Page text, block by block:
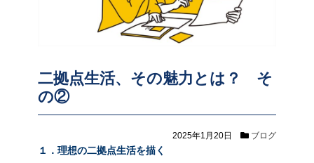
二拠点生活、その魅力とは？ そ
の②
2025年1月20日 ブログ
１．理想の二拠点生活を描く